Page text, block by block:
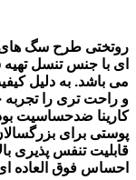
روتختی طرح سگ های
ای با جنس تنسل
می باشد. به دلیل
و راحت تری را تجربه
کارینا ضدحساسیت
پوستی برای
قابلیت تنفس پذیری
احساس فوق العاده